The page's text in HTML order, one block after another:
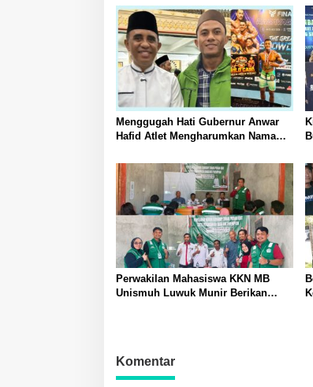
Menggugah Hati Gubernur Anwar
Hafid Atlet Mengharumkan Nama
Berjuang Sendirian Perhatian Pada
Fitra Atlet Binaraga Banggai
Perwakilan Mahasiswa KKN MB
Unismuh Luwuk Munir Berikan
Komentar